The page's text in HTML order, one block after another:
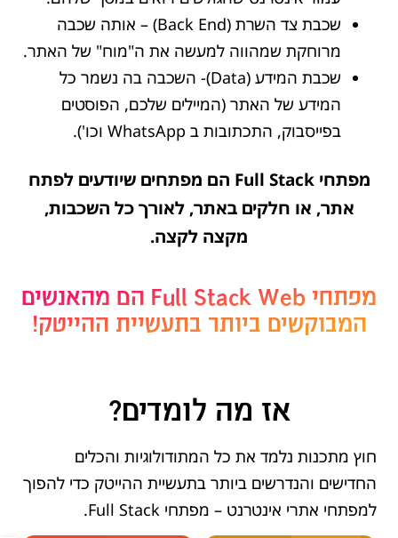
שכבת צד השרת (Back End) – אותה שכבה
מרוחקת שמהווה למעשה את ה"מוח" של האתר.
שכבת המידע (Data)- השכבה בה נשמר כל
המידע של האתר (המיילים שלכם, הפוסטים
בפייסבוק, התכתובות ב WhatsApp וכו').
מפתחי Full Stack הם מפתחים שיודעים לפתח
אתר, או חלקים באתר, לאורך כל השכבות,
מקצה לקצה.
מפתחי Full Stack Web הם מהאנשים
המבוקשים ביותר בתעשיית ההייטק!
אז מה לומדים?
חוץ מתכנות נלמד את כל המתודולוגיות והכלים
החדישים והנדרשים ביותר בתעשיית ההייטק כדי להפוך
למפתחי אתרי אינטרנט – מפתחי Full Stack.